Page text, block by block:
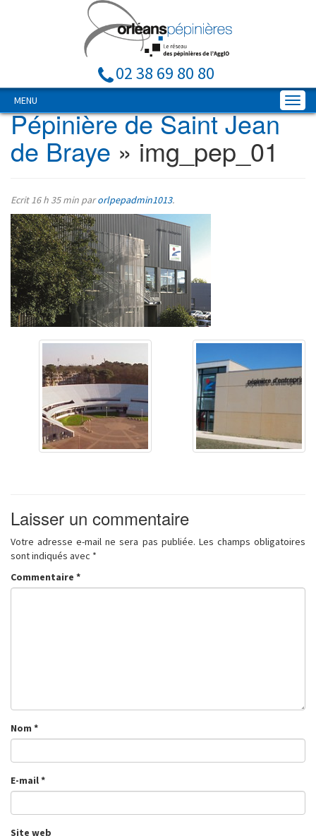
02 38 69 80 80
MENU
Pépinière de Saint Jean
de Braye » img_pep_01
Ecrit16 h 35 min parorlpepadmin1013.
Laisser un commentaire
Votre adresse e-mail ne sera pas publiée. Les champs obligatoires
sont indiqués avec *
Commentaire *
Nom *
E-mail*
Site web